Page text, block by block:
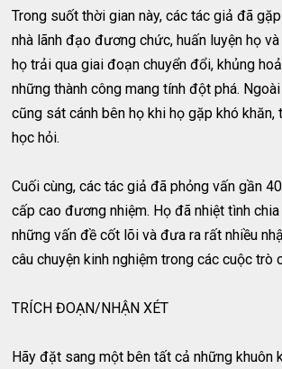
Trong suốt thời gian này, các tác giả đã
nhà lãnh đạo đương chức, huấn luyện họ
họ trải qua giai đoạn chuyển đổi, khủng
những thành công mang tính đột phá.
cũng sát cánh bên họ khi họ gặp khó khăn,
học hỏi.
Cuối cùng, các tác giả đã phỏng vấn gần
cấp cao đương nhiệm. Họ đã nhiệt tình
những vấn đề cốt lõi và đưa ra rất nhiều
câu chuyện kinh nghiệm trong các cuộc trò
TRÍCH ĐOẠN/NHẬN XÉT
Hãy đặt sang một bên tất cả những khuôn